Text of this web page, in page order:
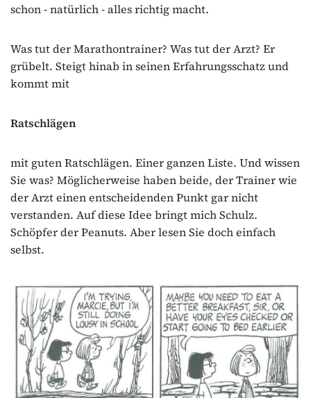
schon - natürlich - alles richtig macht.
Was tut der Marathontrainer? Was tut der Arzt? Er
grübelt. Steigt hinab in seinen Erfahrungsschatz und
kommt mit
Ratschlägen
mit guten Ratschlägen. Einer ganzen Liste. Und wissen
Sie was? Möglicherweise haben beide, der Trainer wie
der Arzt einen entscheidenden Punkt gar nicht
verstanden. Auf diese Idee bringt mich Schulz.
Schöpfer der Peanuts. Aber lesen Sie doch einfach
selbst.